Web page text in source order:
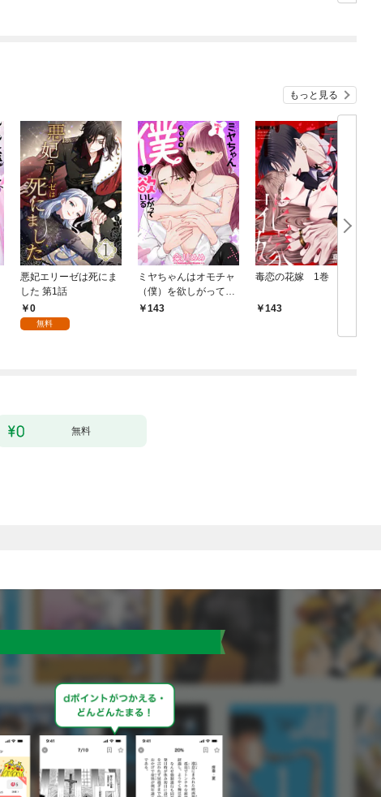
もっと見る
悪妃エリーゼは死にま
した 第1話
0
無料
ミヤちゃんはオモチャ
（僕）を欲しがってい
る 1巻
143
毒恋の花嫁 1巻
143
無料